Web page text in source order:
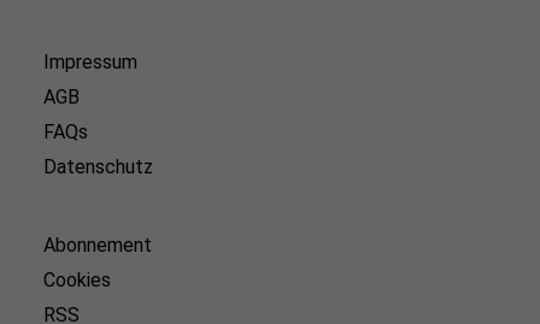
Impressum
AGB
FAQs
Datenschutz
Abonnement
Cookies
RSS